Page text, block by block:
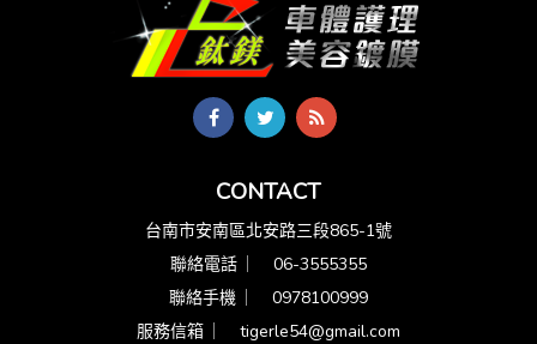
CONTACT
台南市安南區北安路三段865-1號
聯絡電話 ︳ 06-3555355
聯絡手機 ︳ 0978100999
服務信箱 ︳ tigerle54@gmail.com